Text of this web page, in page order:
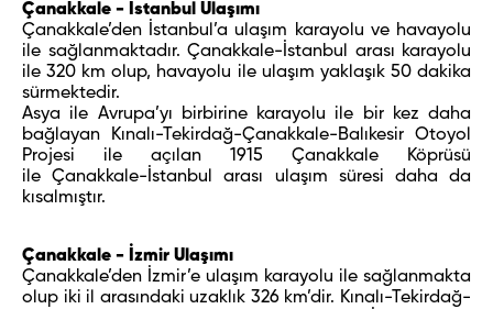
Çanakkale - İstanbul Ulaşımı
Çanakkale’den İstanbul’a ulaşım karayolu ve havayolu
ile sağlanmaktadır. Çanakkale-İstanbul arası karayolu
ile 320 km olup, havayolu ile ulaşım yaklaşık 50 dakika
sürmektedir.
Asya ile Avrupa’yı birbirine karayolu ile bir kez daha
bağlayan Kınalı-Tekirdağ-Çanakkale-Balıkesir Otoyol
Projesi ile açılan 1915 Çanakkale Köprüsü
ile Çanakkale-İstanbul arası ulaşım süresi daha da
kısalmıştır.
Çanakkale - İzmir Ulaşımı
Çanakkale’den İzmir’e ulaşım karayolu ile sağlanmakta
olup iki il arasındaki uzaklık 326 km’dir. Kınalı-Tekirdağ-